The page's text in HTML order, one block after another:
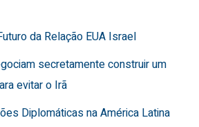
da Relação EUA Israel
secretamente construir um
evitar o Irã
Diplomáticas na América Latina